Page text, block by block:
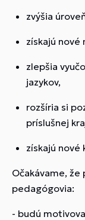
zvýšia
získajú
zlepšia
jazykov,
rozšíria si
príslušnej
získajú nové
Očakávame, že
pedagógovia:
- budú